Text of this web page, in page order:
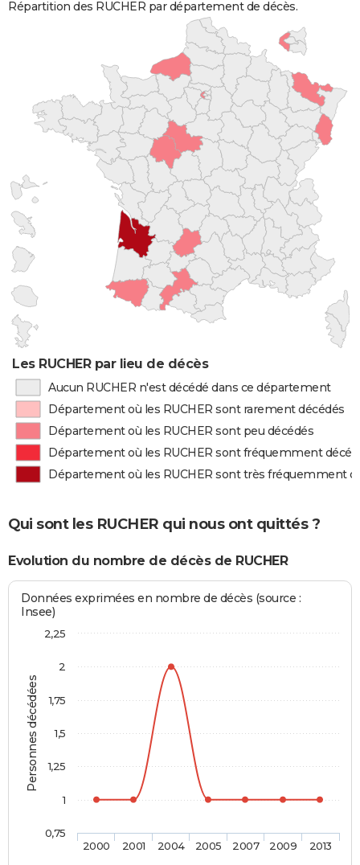
Répartition des RUCHER par département de décès.
Les RUCHER par lieu de décès
Aucun RUCHER n'est décédé dans ce département
Département où les RUCHER sont rarement décédés
Département où les RUCHER sont peu décédés
Département où les RUCHER sont fréquemment
Département où les RUCHER sont très fréquemment
Qui sont les RUCHER qui nous ont quittés ?
Evolution du nombre de décès de RUCHER
Personnes décédées
Données exprimées en nombre de décès (source :
Insee)
2000 2001 2004 2005 2007 2009 2013
0,75
1
1,25
1,5
1,75
2
2,25